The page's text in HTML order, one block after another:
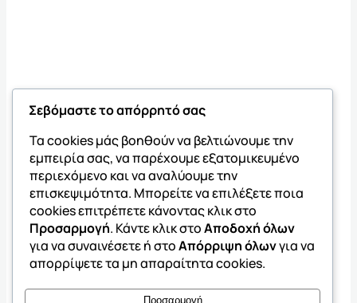
Σεβόμαστε το απόρρητό σας
Τα cookies μάς βοηθούν να βελτιώνουμε την
εμπειρία σας, να παρέχουμε εξατομικευμένο
περιεχόμενο και να αναλύουμε την
επισκεψιμότητα. Μπορείτε να επιλέξετε ποια
cookies επιτρέπετε κάνοντας κλικ στο
Προσαρμογή. Κάντε κλικ στοΑποδοχή όλων
για να συναινέσετε ή στοΑπόρριψη όλωνγια να
απορρίψετε τα μη απαραίτητα cookies.
Προσαρμογή